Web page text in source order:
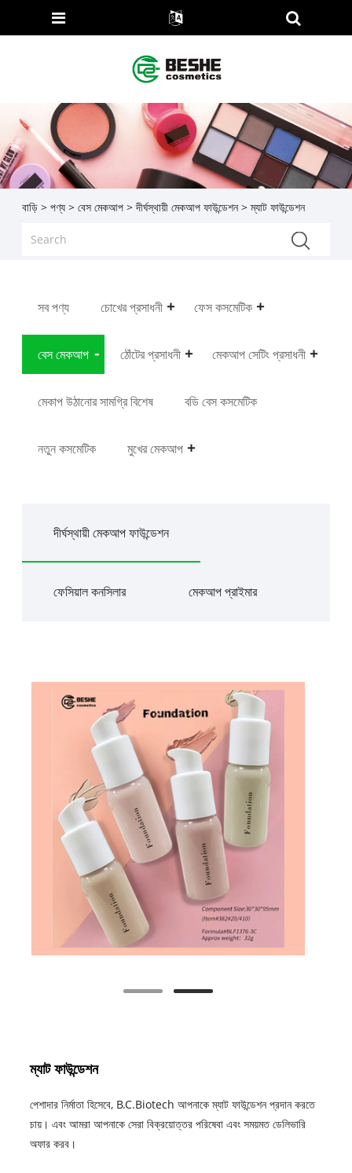
বাড়ি > পণ্য> বেস মেকআপ>দীর্ঘস্থায়ী মেকআপ ফাউন্ডেশন> ম্যাট ফাউন্ডেশন
সব পণ্য চোখের প্রসাধনী ফেস কসমেটিক
বেস মেকআপ ঠোঁটের প্রসাধনী মেকআপ সেটিং প্রসাধনী
মেকাপ উঠানোর সামগ্রি বিশেষ বডি বেস কসমেটিক
নতুন কসমেটিক মুখের মেকআপ
দীর্ঘস্থায়ী মেকআপ ফাউন্ডেশন
ফেসিয়াল কনসিলার মেকআপ প্রাইমার
ম্যাট ফাউন্ডেশন
পেশাদার নির্মাতা হিসেবে, B.C.Biotech আপনাকে ম্যাট ফাউন্ডেশন প্রদান করতে
চায়। এবং আমরা আপনাকে সেরা বিক্রয়োত্তর পরিষেবা এবং সময়মত ডেলিভারি
অফার করব।